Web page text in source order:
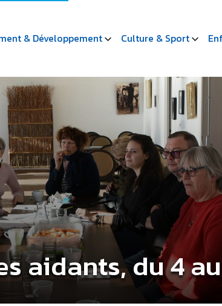
& Développement Culture & Sport
aidants, du 4